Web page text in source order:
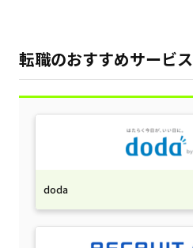
転職のおすすめサービス
doda